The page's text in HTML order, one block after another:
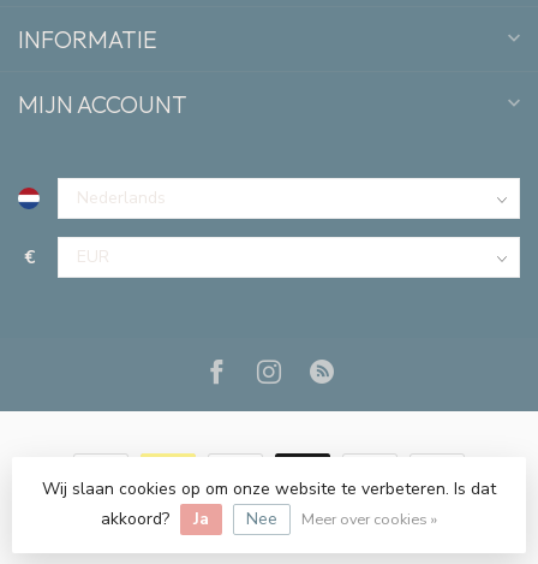
INFORMATIE
MIJN ACCOUNT
€
© Copyright 2026 Lis & Lou
Wij slaan cookies op om onze website te verbeteren. Is dat
akkoord?
Ja Nee Meer over cookies »